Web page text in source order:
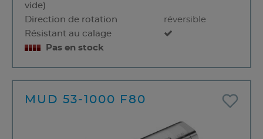
vide)
Direction de rotation
réversible
Résistant au calage
Pas en stock
MUD 53-1000 F80